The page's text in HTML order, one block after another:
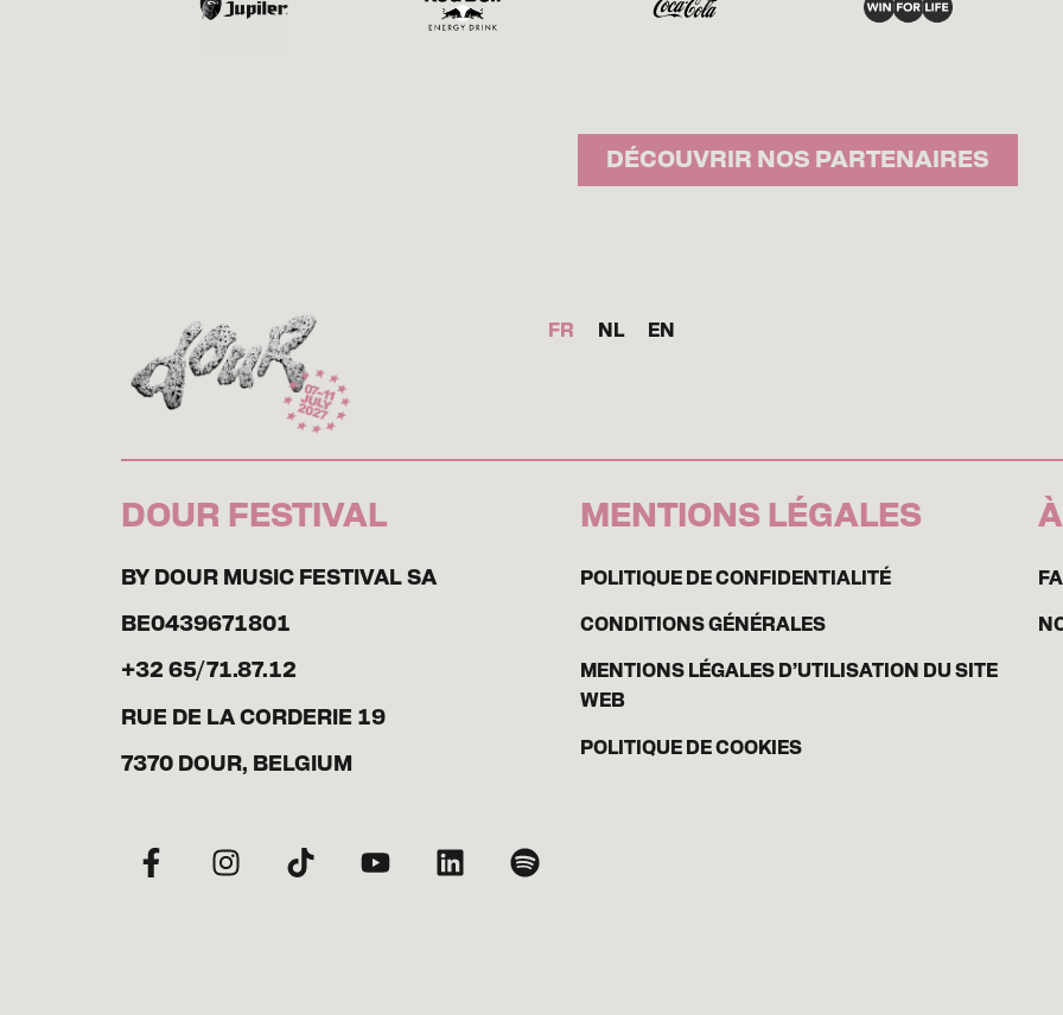
DÉCOUVRIR NOS PARTENAIRES
FR NL EN
DOUR FESTIVAL
BY DOUR MUSIC FESTIVAL SA
BE0439671801
+32 65/71.87.12
RUE DE LA CORDERIE 19
7370 DOUR, BELGIUM
MENTIONS LÉGALES
POLITIQUE DE CONFIDENTIALITÉ
CONDITIONS GÉNÉRALES
MENTIONS LÉGALES D’UTILISATION DU SITE
WEB
POLITIQUE DE COOKIES